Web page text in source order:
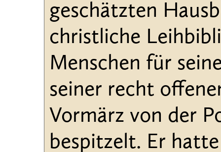
geschätzten
christliche
Menschen für
seiner recht
Vormärz von der
bespitzelt. Er